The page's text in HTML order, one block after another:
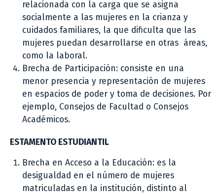
relacionada con la carga que se asigna
socialmente a las mujeres en la crianza y
cuidados familiares, la que dificulta que las
mujeres puedan desarrollarse en otras áreas,
como la laboral.
Brecha de Participación: consiste en una
menor presencia y representación de mujeres
en espacios de poder y toma de decisiones. Por
ejemplo, Consejos de Facultad o Consejos
Académicos.
ESTAMENTO ESTUDIANTIL
Brecha en Acceso a la Educación: es la
desigualdad en el número de mujeres
matriculadas en la institución, distinto al